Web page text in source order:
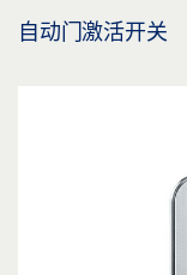
自动门激活开关